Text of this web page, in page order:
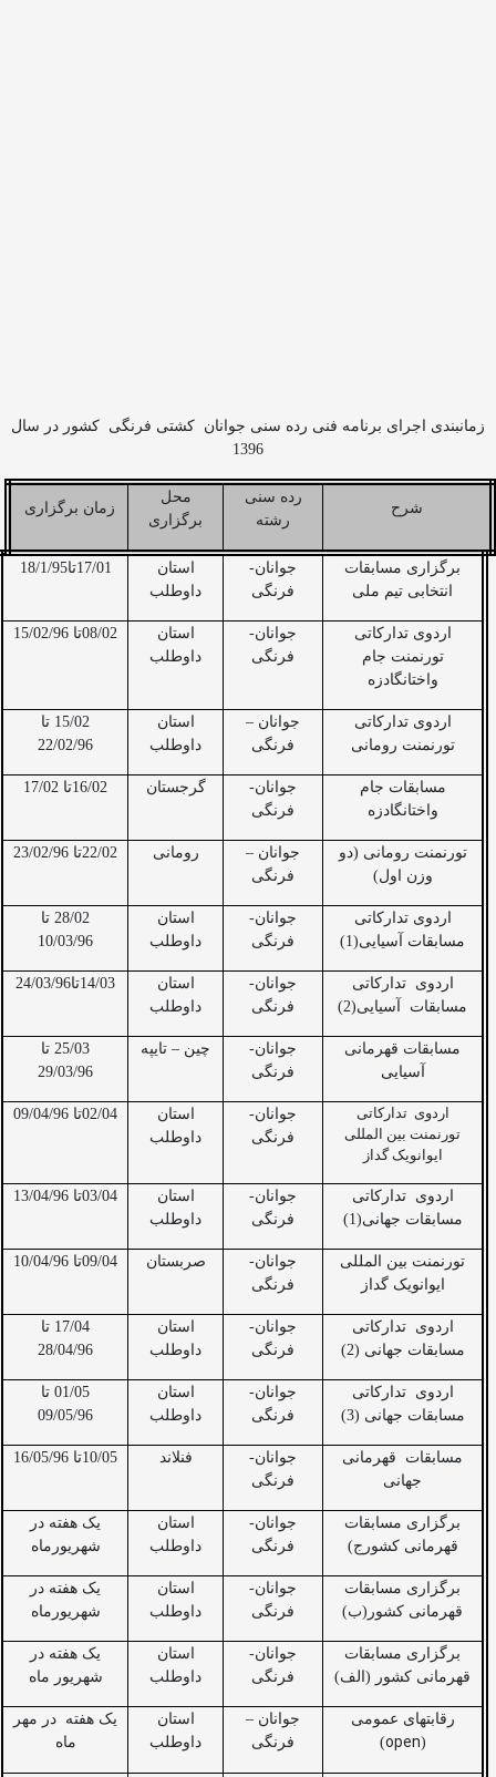
زمانبندی اجرای برنامه فنی رده سنی جوانان کشتی فرنگی کشور در سال
1396
شرح
رده سنی
رشته
محل
برگزاری
زمان برگزاری
برگزاری مسابقات
انتخابی تیم ملی
جوانان-
فرنگی
استان
داوطلب
17/01تا18/1/95
اردوی تدارکاتی
تورنمنت جام
واختانگادزه
جوانان-
فرنگی
استان
داوطلب
08/02تا 15/02/96
اردوی تدارکاتی
تورنمنت رومانی
جوانان –
فرنگی
استان
داوطلب
15/02 تا
22/02/96
مسابقات جام
واختانگادزه
جوانان-
فرنگی
گرجستان 16/02تا 17/02
تورنمنت رومانی (دو
وزن اول)
جوانان –
فرنگی
رومانی 22/02تا 23/02/96
اردوی تدارکاتی
مسابقات آسیایی(1)
جوانان-
فرنگی
استان
داوطلب
28/02 تا
10/03/96
اردوی
تدارکاتی
مسابقات
آسیایی(2)
جوانان-
فرنگی
استان
داوطلب
14/03تا24/03/96
مسابقات قهرمانی
آسیایی
جوانان-
فرنگی
چین – تایپه
25/03 تا
29/03/96
اردوی تدارکاتی
تورنمنت بین المللی
ایوانویک گداز
جوانان-
فرنگی
استان
داوطلب
02/04تا 09/04/96
اردوی
تدارکاتی
مسابقات جهانی(1)
جوانان-
فرنگی
استان
داوطلب
03/04تا 13/04/96
تورنمنت بین المللی
ایوانویک گداز
جوانان-
فرنگی
صربستان 09/04تا 10/04/96
اردوی
تدارکاتی
مسابقات جهانی (2)
جوانان-
فرنگی
استان
داوطلب
17/04 تا
28/04/96
اردوی
تدارکاتی
مسابقات جهانی (3)
جوانان-
فرنگی
استان
داوطلب
01/05 تا
09/05/96
مسابقات
قهرمانی
جهانی
جوانان-
فرنگی
فنلاند 10/05تا 16/05/96
برگزاری مسابقات
قهرمانی کشورج)
جوانان-
فرنگی
استان
داوطلب
یک هفته در
شهریورماه
برگزاری مسابقات
قهرمانی کشور(ب)
جوانان-
فرنگی
استان
داوطلب
یک هفته در
شهریورماه
برگزاری مسابقات
قهرمانی کشور (الف)
جوانان-
فرنگی
استان
داوطلب
یک هفته در
شهریور ماه
رقابتهای عمومی
(
open
)
جوانان –
فرنگی
استان
داوطلب
یک هفته در مهر
ماه